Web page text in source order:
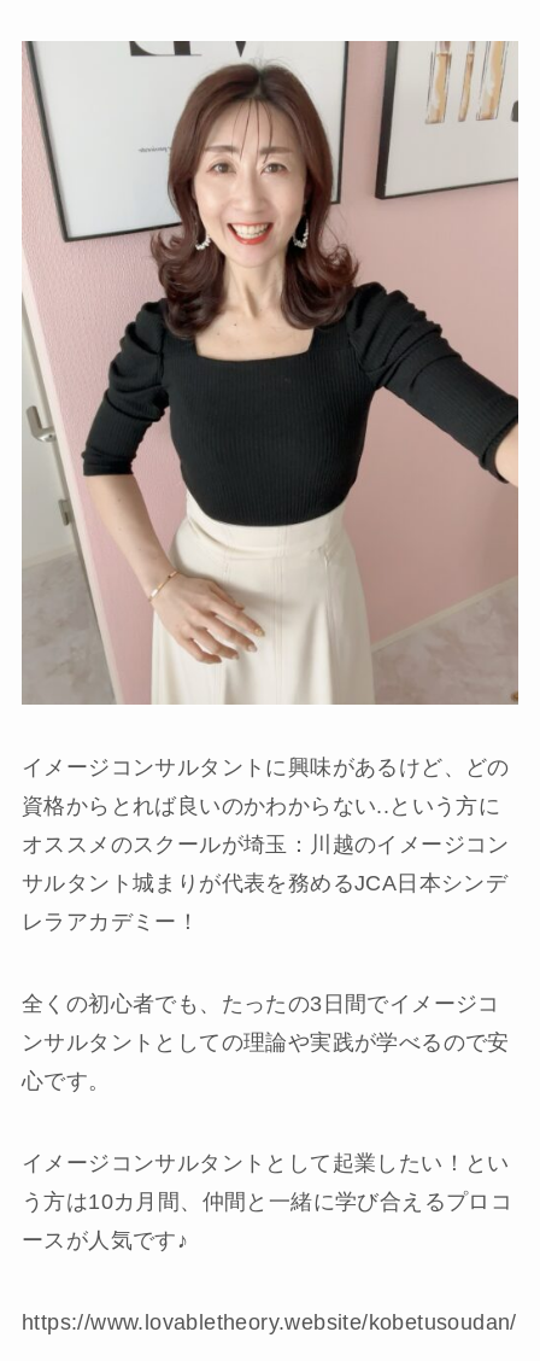
イメージコンサルタントに興味があるけど、どの
資格からとれば良いのかわからない..という方に
オススメのスクールが埼玉：川越のイメージコン
サルタント城まりが代表を務めるJCA日本シンデ
レラアカデミー！
全くの初心者でも、たったの3日間でイメージコ
ンサルタントとしての理論や実践が学べるので安
心です。
イメージコンサルタントとして起業したい！とい
う方は10カ月間、仲間と一緒に学び合えるプロコ
ースが人気です♪
https://www.lovabletheory.website/kobetusoudan/